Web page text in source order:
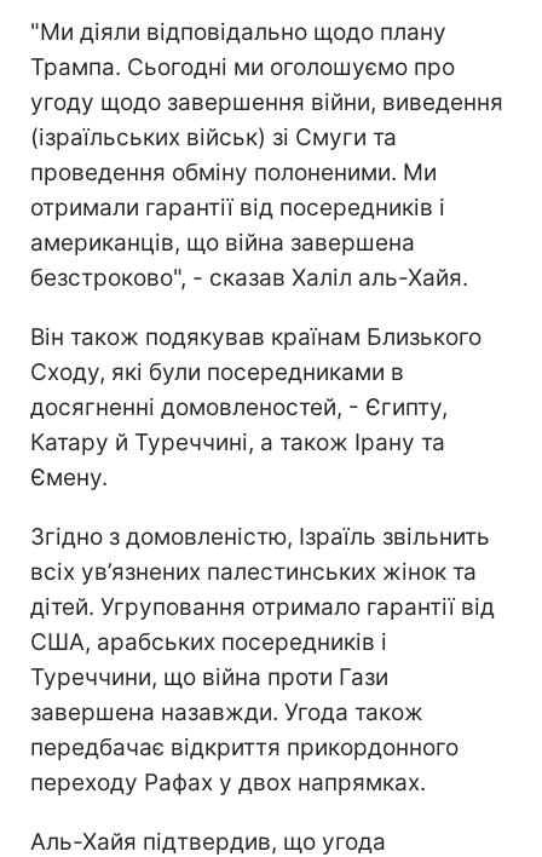
"Ми діяли відповідально щодо плану
Трампа. Сьогодні ми оголошуємо про
угоду щодо завершення війни, виведення
(ізраїльських військ) зі Смуги та
проведення обміну полоненими. Ми
отримали гарантії від посередників і
американців, що війна завершена
безстроково", - сказав Халіл аль-Хайя.
Він також подякував країнам Близького
Сходу, які були посередниками в
досягненні домовленостей, - Єгипту,
Катару й Туреччині, а також Ірану та
Ємену.
Згідно з домовленістю, Ізраїль звільнить
всіх ув’язнених палестинських жінок та
дітей. Угруповання отримало гарантії від
США, арабських посередників і
Туреччини, що війна проти Гази
завершена назавжди. Угода також
передбачає відкриття прикордонного
переходу Рафах у двох напрямках.
Аль-Хайя підтвердив, що угода